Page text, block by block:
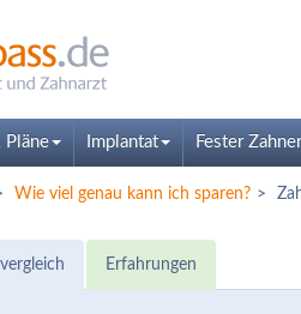
Pläne Implantat Fester
Wie viel genau kann ich sparen?
Erfahrungen